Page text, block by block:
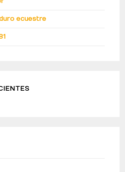
ecuestre